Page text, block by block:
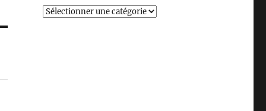
Catégories